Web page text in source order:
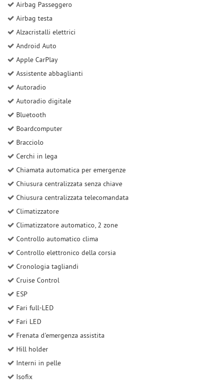
Airbag Passeggero
Airbag testa
Alzacristalli elettrici
Android Auto
Apple CarPlay
Assistente abbaglianti
Autoradio
Autoradio digitale
Bluetooth
Boardcomputer
Bracciolo
Cerchi in lega
Chiamata automatica per emergenze
Chiusura centralizzata senza chiave
Chiusura centralizzata telecomandata
Climatizzatore
Climatizzatore automatico, 2 zone
Controllo automatico clima
Controllo elettronico della corsia
Cronologia tagliandi
Cruise Control
ESP
Fari full-LED
Fari LED
Frenata d'emergenza assistita
Hill holder
Interni in pelle
Isofix